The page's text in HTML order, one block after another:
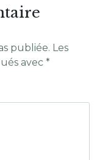
publiée. Les
avec *